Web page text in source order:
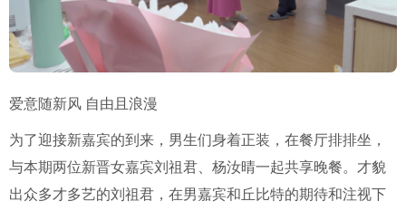
爱意随新风 自由且浪漫
为了迎接新嘉宾的到来，男生们身着正装，在餐厅排排坐，
与本期两位新晋女嘉宾刘祖君、杨汝晴一起共享晚餐。才貌
出众多才多艺的刘祖君，在男嘉宾和丘比特的期待和注视下